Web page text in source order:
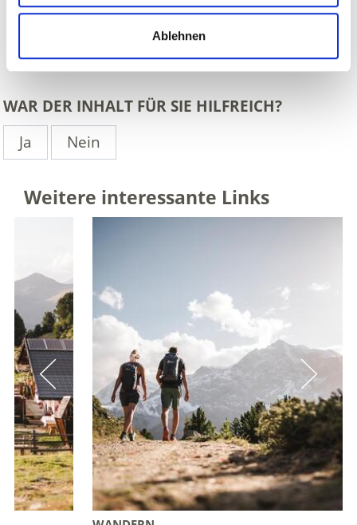
Ablehnen
zurück
WAR DER INHALT FÜR SIE HILFREICH?
Ja
Nein
Weitere interessante Links